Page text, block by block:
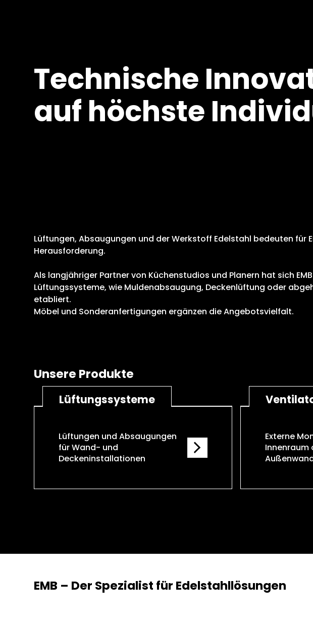
Technische
auf höchste
Lüftungen, Absaugungen und der Werkstoff Edelstahl bedeuten für
Herausforderung.
Als langjähriger Partner von Küchenstudios und Planern hat sich
Lüftungssysteme, wie Muldenabsaugung, Deckenlüftung oder
etabliert.
Möbel und Sonderanfertigungen ergänzen die Angebotsvielfalt.
Unsere Produkte
Lüftungssysteme
Lüftungen und Absaugungen
für Wand- und
Deckeninstallationen
Externe
Innenraum
EMB – Der Spezialist für Edelstahllösungen